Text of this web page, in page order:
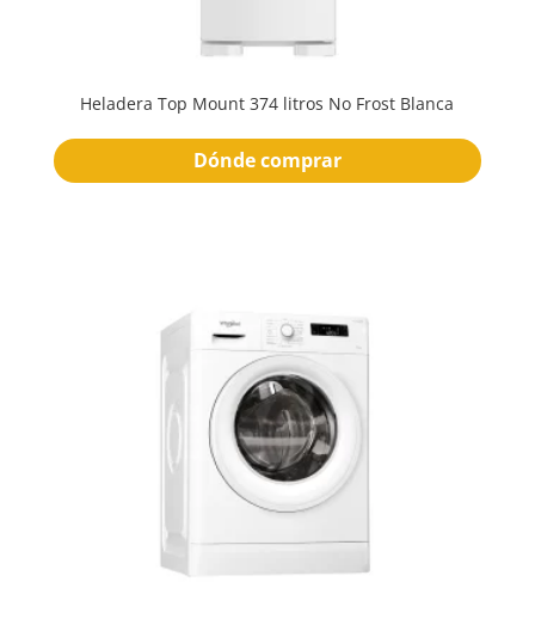
Heladera Top Mount 374 litros No Frost Blanca
Dónde comprar